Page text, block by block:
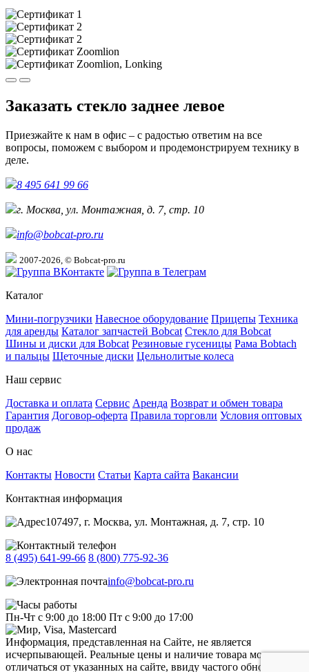
Заказать стекло заднее левое
Приезжайте к нам в офис – с радостью ответим на все
вопросы, поможем с выбором и продемонстрируем технику в
деле.
8 495 641 99 66
г. Москва, ул. Монтажная, д. 7, стр. 10
info@bobcat-pro.ru
2007-2026, © Bobcat-pro.ru
Каталог
Мини-погрузчики Навесное оборудование Прицепы Техника
для аренды Каталог запчастей Bobcat Стекло для Bobcat
Шины и диски для Bobcat Резиновые гусеницы Рама Bobtach
и пальцы Щеточные диски Цельнолитые колеса
Наш сервис
Доставка и оплата Сервис Аренда Возврат и обмен товара
Гарантия Договор-оферта Правила торговли Условия оптовых
продаж
О нас
Контакты Новости Статьи Карта сайта Вакансии
Контактная информация
107497, г. Москва, ул. Монтажная, д. 7, стр. 10
8 (495) 641-99-66 8 (800) 775-92-36
info@bobcat-pro.ru
Пн-Чт с 9:00 до 18:00 Пт с 9:00 до 17:00
Информация, представленная на Сайте, не является
исчерпывающей. Реальные цены и наличие товара могут
отличаться от указанных на сайте, ввиду частого обновления